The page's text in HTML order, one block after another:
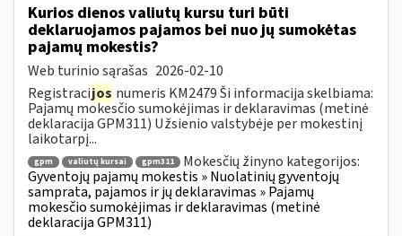
Kurios dienos valiutų kursu turi būti
deklaruojamos pajamos bei nuo jų sumokėtas
pajamų mokestis?
Web turinio sąrašas 2026-02-10
Registracijos numeris KM2479 Ši informacija skelbiama:
Pajamų mokesčio sumokėjimas ir deklaravimas (metinė
deklaracija GPM311) Užsienio valstybėje per mokestinį
laikotarpį...
gpm valiutų kursai gpm311
Mokesčių žinyno kategorijos:
Gyventojų pajamų mokestis » Nuolatinių gyventojų
samprata, pajamos ir jų deklaravimas » Pajamų
mokesčio sumokėjimas ir deklaravimas (metinė
deklaracija GPM311)